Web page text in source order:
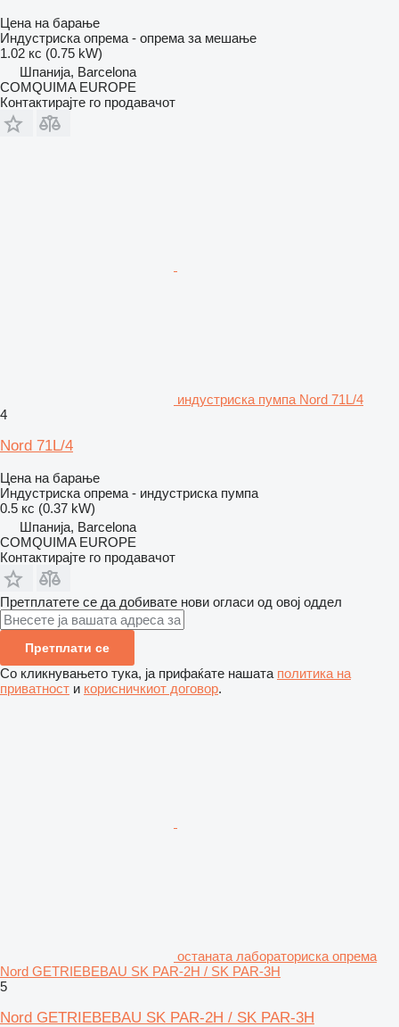
Цена на барање
Индустриска опрема - опрема за мешање
1.02 кс (0.75 kW)
Шпанија, Barcelona
COMQUIMA EUROPE
Контактирајте го продавачот
индустриска пумпа Nord 71L/4
4
Nord 71L/4
Цена на барање
Индустриска опрема - индустриска пумпа
0.5 кс (0.37 kW)
Шпанија, Barcelona
COMQUIMA EUROPE
Контактирајте го продавачот
Претплатете се да добивате нови огласи од овој оддел
Претплати се
Со кликнувањето тука, ја прифаќате нашата политика на
приватност и корисничкиот договор.
останата лабораториска опрема
Nord GETRIEBEBAU SK PAR-2H / SK PAR-3H
5
Nord GETRIEBEBAU SK PAR-2H / SK PAR-3H